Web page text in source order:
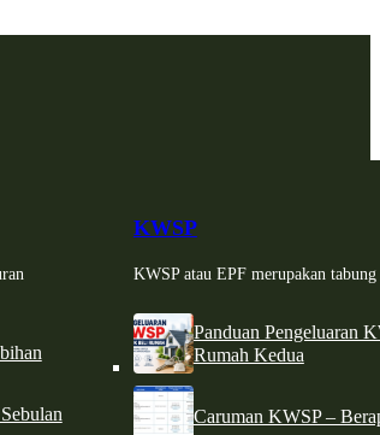
KWSP
KWSP atau EPF merupakan
Panduan Pengeluaran
Rumah Kedua
Caruman KWSP –